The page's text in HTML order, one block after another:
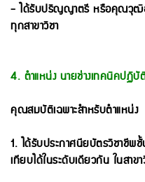
- ได้รับปริญญาตรี หรือคุณวุฒิอ
ทุกสาขาวิชา
4. ตำแหน่ง นายช่างเทคนิค
คุณสมบัติเฉพาะสําหรับตําแหน่ง
1. ได้รับประกาศนียบัตรวิชาชี
เทียบได้ในระดับเดียวกัน ในสาข